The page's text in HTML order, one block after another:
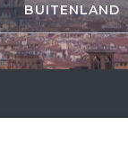
BUITENLAND